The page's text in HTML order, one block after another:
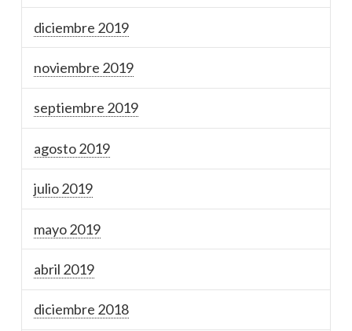
diciembre 2019
noviembre 2019
septiembre 2019
agosto 2019
julio 2019
mayo 2019
abril 2019
diciembre 2018